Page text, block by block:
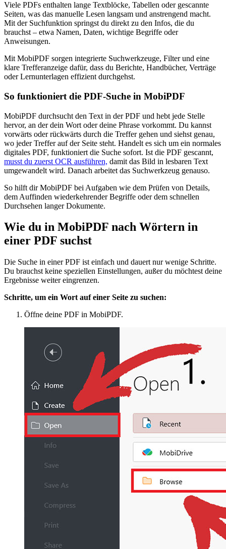
Viele PDFs enthalten lange Textblöcke, Tabellen oder gescannte
Seiten, was das manuelle Lesen langsam und anstrengend macht.
Mit der Suchfunktion springst du direkt zu den Infos, die du
brauchst – etwa Namen, Daten, wichtige Begriffe oder
Anweisungen.
Mit MobiPDF sorgen integrierte Suchwerkzeuge, Filter und eine
klare Trefferanzeige dafür, dass du Berichte, Handbücher, Verträge
oder Lernunterlagen effizient durchgehst.
So funktioniert die PDF-Suche in MobiPDF
MobiPDF durchsucht den Text in der PDF und hebt jede Stelle
hervor, an der dein Wort oder deine Phrase vorkommt. Du kannst
vorwärts oder rückwärts durch die Treffer gehen und siehst genau,
wo jeder Treffer auf der Seite steht. Handelt es sich um ein normales
digitales PDF, funktioniert die Suche sofort. Ist die PDF gescannt,
musst du zuerst OCR ausführen, damit das Bild in lesbaren Text
umgewandelt wird. Danach arbeitet das Suchwerkzeug genauso.
So hilft dir MobiPDF bei Aufgaben wie dem Prüfen von Details,
dem Auffinden wiederkehrender Begriffe oder dem schnellen
Durchsehen langer Dokumente.
Wie du in MobiPDF nach Wörtern in
einer PDF suchst
Die Suche in einer PDF ist einfach und dauert nur wenige Schritte.
Du brauchst keine speziellen Einstellungen, außer du möchtest deine
Ergebnisse weiter eingrenzen.
Schritte, um ein Wort auf einer Seite zu suchen:
Öffne deine PDF in MobiPDF.